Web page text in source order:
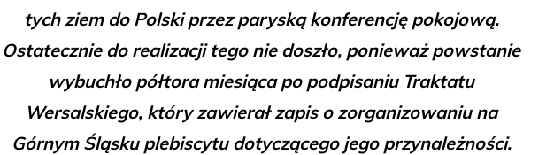
tych ziem do Polski przez paryską konferencję pokojową.
Ostatecznie do realizacji tego nie doszło, ponieważ powstanie
wybuchło półtora miesiąca po podpisaniu Traktatu
Wersalskiego, który zawierał zapis o zorganizowaniu na
Górnym Śląsku plebiscytu dotyczącego jego przynależności.